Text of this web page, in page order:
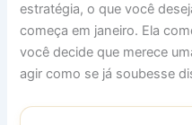
estratégia, o que você
começa em janeiro. Ela
você decide que merece
agir como se já soubesse